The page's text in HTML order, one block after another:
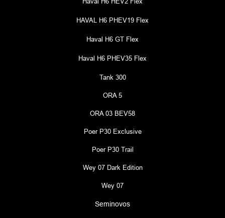
HAVAL H6 PHEV19 Flex
Haval H6 GT Flex
Haval H6 PHEV35 Flex
Tank 300
ORA 5
ORA 03 BEV58
Poer P30 Exclusive
Poer P30 Trail
Wey 07 Dark Edition
Wey 07
Seminovos